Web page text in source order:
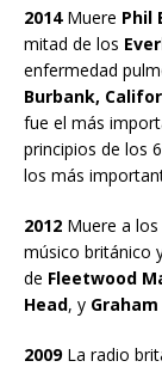
2014Muere Phil
mitad de los
enfermedad
Burbank,
fue el más
principios de los
los más
2012 Muere a
músico británico
de Fleetwood
Head, y Graham
2009La radio